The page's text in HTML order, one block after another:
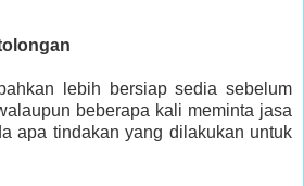
lebih bersiap sedia sebelum
beberapa kali meminta jasa
apa tindakan yang dilakukan untuk